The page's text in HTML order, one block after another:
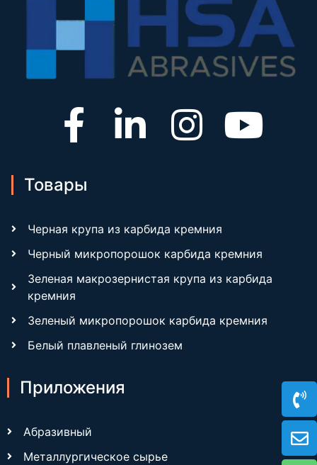
Товары
Черная крупа из карбида кремния
Черный микропорошок карбида кремния
Зеленая макрозернистая крупа из карбида
кремния
Зеленый микропорошок карбида кремния
Белый плавленый глинозем
Приложения
Абразивный
Металлургическое сырье